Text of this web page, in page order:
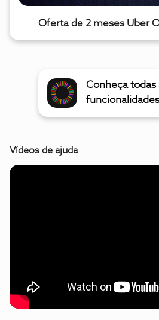
Oferta de 2 meses Uber
Conheça todas
Vídeos de ajuda